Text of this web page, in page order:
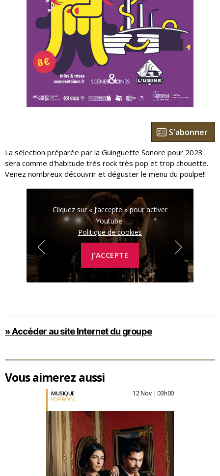
S'abonner
La sélection préparée par la Guinguette Sonore pour 2023
sera comme d'habitude très rock très pop et trop chouette.
Venez nombreux découvrir et déguster le menu du poulpe!!
Cliquez sur « J’accepte » pour activer
Youtube
Politique de cookies
J’ACCEPTE
» Accéder au site Internet du groupe
Vous aimerez aussi
MUSIQUE
POP ROCK
12 Nov 03h00